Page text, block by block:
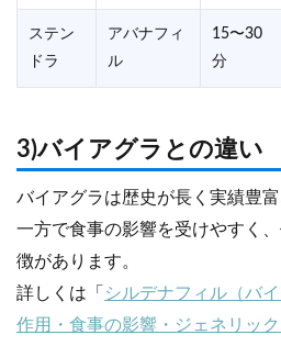
ステン
ドラ
アバナフィ
ル
15〜30
分
3)バイアグラとの違い
バイアグラは歴史が長く実績豊富
一方で食事の影響を受けやすく
徴があります。
詳しくは「 シルデナフィル（バ
作用・食事の影響・ジェネリッ